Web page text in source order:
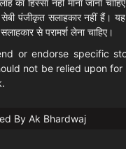
पंजीकृत सलाहकार नहीं हैं। यह
से परामर्श लेना चाहिए।
or endorse specific
not be relied upon
By Ak Bhardwaj